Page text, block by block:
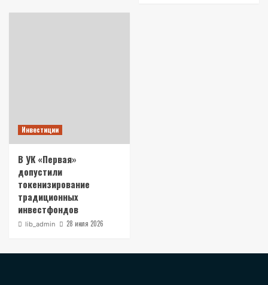
Инвестиции
В УК «Первая»
допустили
токенизирование
традиционных
инвестфондов
lib_admin 28 июля 2026